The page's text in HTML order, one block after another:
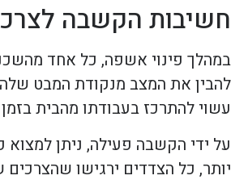
חשיבות הקשבה
במהלך פינוי אשפה, כל אחד
להבין את המצב מנקודת המבט
עשוי להתרכז בעבודתו מהבית
על ידי הקשבה פעילה, ניתן
יותר, כל הצדדים ירגישו